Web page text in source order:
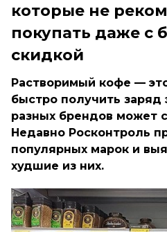
которые не
покупать даже с
скидкой
Растворимый кофе —
быстро получить заряд
разных брендов может
Недавно Росконтроль
популярных марок и
худшие из них.